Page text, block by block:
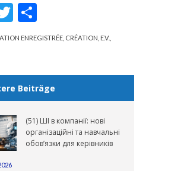
T
w
er
тп
а
в
и
ть
ENREGISTRÉE CRÉATION E.V.
Beiträge
(51) ШІ в компанії: нові
організаційні та навчальні
обов’язки для керівників